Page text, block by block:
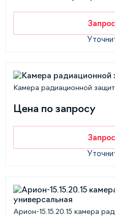
Камера радиационной
Цена по запросу
Арион-15.15.20.15 камера